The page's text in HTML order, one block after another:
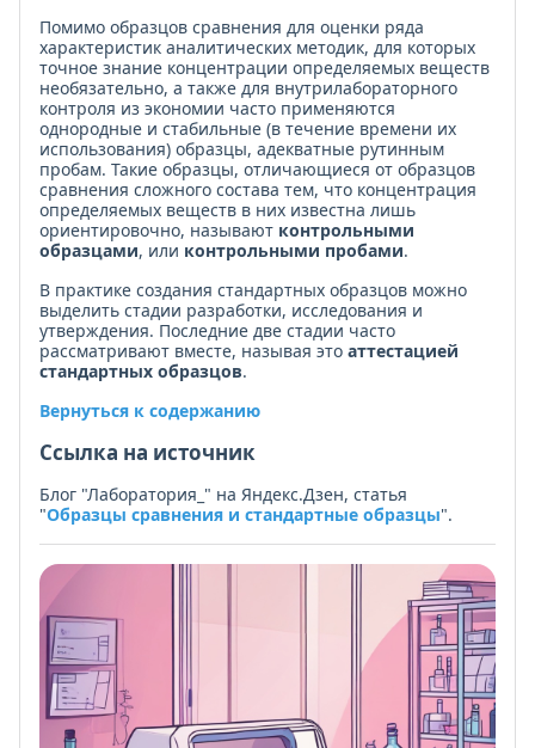
Помимо образцов сравнения для оценки ряда
характеристик аналитических методик, для которых
точное знание концентрации определяемых веществ
необязательно, а также для внутрилабораторного
контроля из экономии часто применяются
однородные и стабильные (в течение времени их
использования) образцы, адекватные рутинным
пробам. Такие образцы, отличающиеся от образцов
сравнения сложного состава тем, что концентрация
определяемых веществ в них известна лишь
ориентировочно, называют контрольными
образцами, или контрольными пробами.
В практике создания стандартных образцов можно
выделить стадии разработки, исследования и
утверждения. Последние две стадии часто
рассматривают вместе, называя это аттестацией
стандартных образцов.
Вернуться к содержанию
Ссылка на источник
Блог "Лаборатория_" на Яндекс.Дзен, статья
"Образцы сравнения и стандартные образцы".